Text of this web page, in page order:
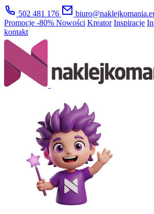
502 481 176
Promocje -80% Nowości Kreator Inspiracje
kontakt